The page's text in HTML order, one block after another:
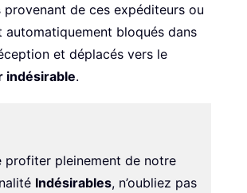
provenant de ces expéditeurs ou
automatiquement bloqués dans
et déplacés vers le
indésirable.
profiter pleinement de notre
Indésirables, n’oubliez pas